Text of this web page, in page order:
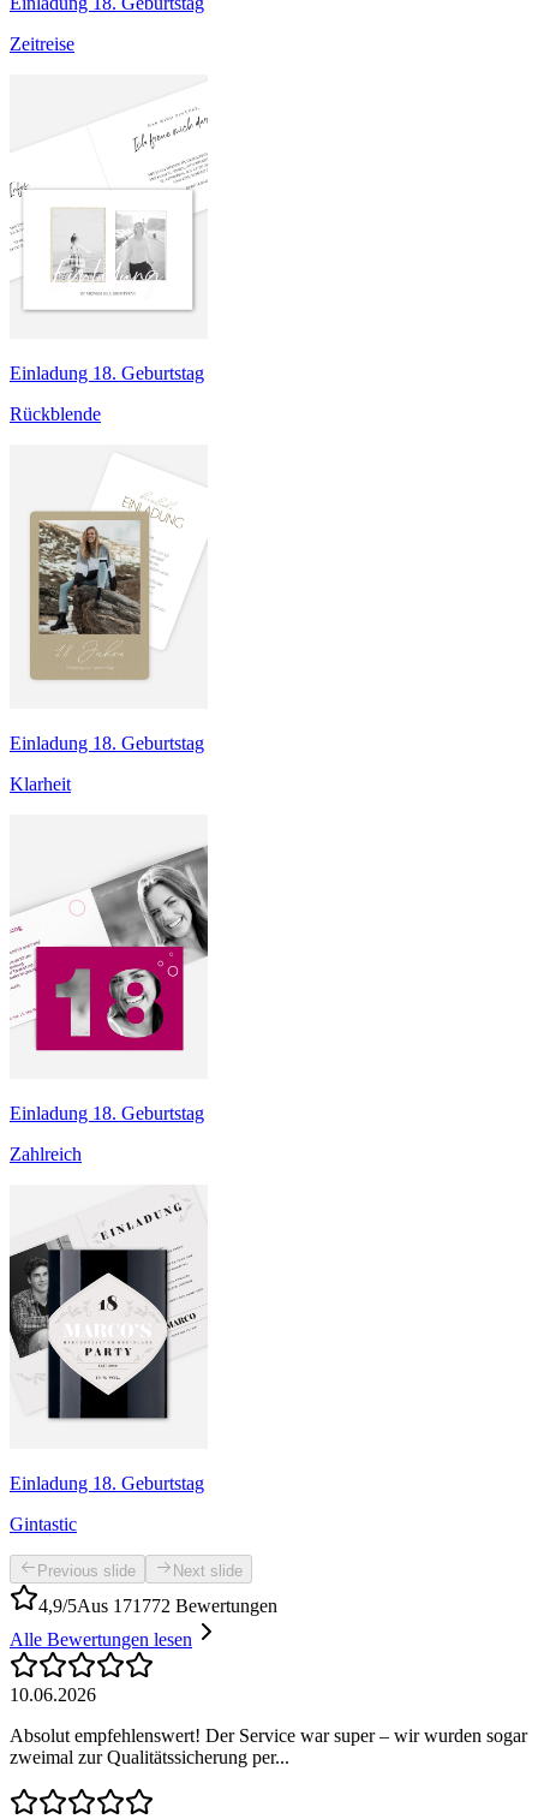
Zeitreise
Einladung 18. Geburtstag
Rückblende
Einladung 18. Geburtstag
Klarheit
Einladung 18. Geburtstag
Zahlreich
Einladung 18. Geburtstag
Gintastic
Previous slide Next slide
4,9/5Aus 171772 Bewertungen
Alle Bewertungen lesen
10.06.2026
Absolut empfehlenswert! Der Service war super – wir wurden sogar
zweimal zur Qualitätssicherung per...